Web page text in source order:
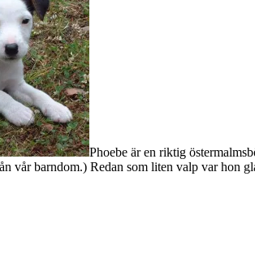
Phoebe är en riktig
vår barndom.) Redan som liten valp var hon